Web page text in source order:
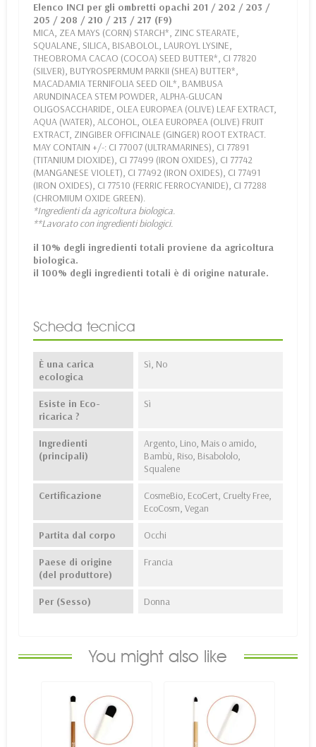
Elenco INCI per gli ombretti opachi 201 / 202 / 203 /
205 / 208 / 210 / 213 / 217 (F9)
MICA, ZEA MAYS (CORN) STARCH*, ZINC STEARATE,
SQUALANE, SILICA, BISABOLOL, LAUROYL LYSINE,
THEOBROMA CACAO (COCOA) SEED BUTTER*, CI 77820
(SILVER), BUTYROSPERMUM PARKII (SHEA) BUTTER*,
MACADAMIA TERNIFOLIA SEED OIL*, BAMBUSA
ARUNDINACEA STEM POWDER, ALPHA-GLUCAN
OLIGOSACCHARIDE, OLEA EUROPAEA (OLIVE) LEAF EXTRACT,
AQUA (WATER), ALCOHOL, OLEA EUROPAEA (OLIVE) FRUIT
EXTRACT, ZINGIBER OFFICINALE (GINGER) ROOT EXTRACT.
MAY CONTAIN +/-: CI 77007 (ULTRAMARINES), CI 77891
(TITANIUM DIOXIDE), CI 77499 (IRON OXIDES), CI 77742
(MANGANESE VIOLET), CI 77492 (IRON OXIDES), CI 77491
(IRON OXIDES), CI 77510 (FERRIC FERROCYANIDE), CI 77288
(CHROMIUM OXIDE GREEN).
*Ingredienti da agricoltura biologica.
**Lavorato con ingredienti biologici.
il 10% degli ingredienti totali proviene da agricoltura
biologica.
il 100% degli ingredienti totali è di origine naturale.
Scheda tecnica
È una carica
ecologica
Sì, No
Esiste in Eco-
ricarica ?
Sì
Ingredienti
(principali)
Argento, Lino, Mais o amido,
Bambù, Riso, Bisabololo,
Squalene
Certificazione
CosmeBio, EcoCert, Cruelty Free,
EcoCosm, Vegan
Partita dal corpo Occhi
Paese di origine
(del produttore)
Francia
Per (Sesso) Donna
You might also like